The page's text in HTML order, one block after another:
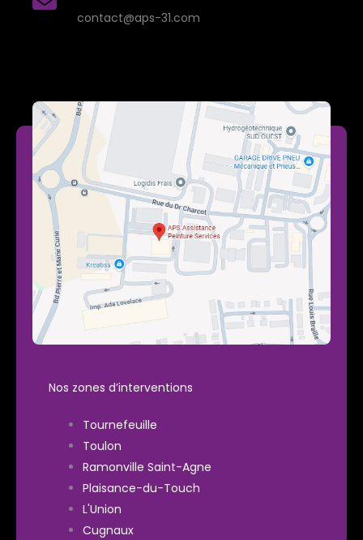
contact@aps-31.com
Nos zones d’interventions
Tournefeuille
Toulon
Ramonville Saint-Agne
Plaisance-du-Touch
L'Union
Cugnaux